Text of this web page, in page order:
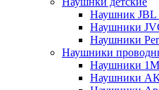
Наушник JBL
Наушники
Наушники
Наушники
Наушники
Наушники